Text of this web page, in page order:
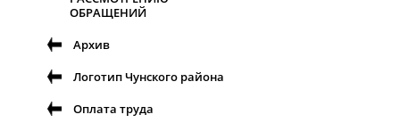
ОБРАЩЕНИЙ
Архив
Логотип Чунского района
Оплата труда